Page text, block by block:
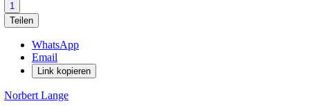
1
Teilen
WhatsApp
Email
Link kopieren
Norbert Lange